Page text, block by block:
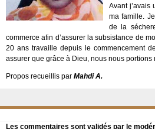
Avant j’avais
ma famille.
de la
commerce afin d’assurer la subsistance de
20 ans travaille depuis le commencement
assurer que grâce à Dieu, nous nous portions
Propos recueillis par Mahdi A.
Les commentaires sont validés par le